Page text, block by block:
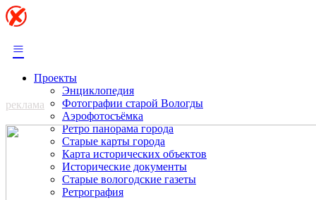
≡
Проекты
Энциклопедия
Фотографии старой Вологды
Аэрофотосъёмка
Ретро панорама города
Старые карты города
Карта исторических объектов
Исторические документы
Старые вологодские газеты
Ретрография
реклама